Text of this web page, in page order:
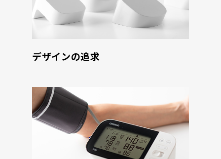
デザインの追求